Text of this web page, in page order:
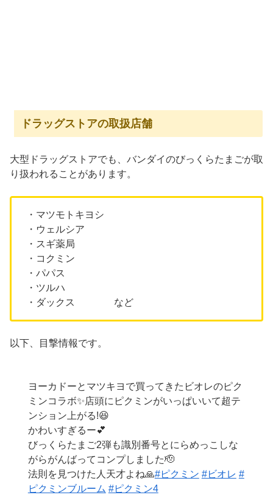
ドラッグストアの取扱店舗
大型ドラッグストアでも、バンダイのびっくらたまごが取
り扱われることがあります。
・マツモトキヨシ
・ウェルシア
・スギ薬局
・コクミン
・パパス
・ツルハ
・ダックス など
以下、目撃情報です。
ヨーカドーとマツキヨで買ってきたビオレのピク
ミンコラボ✨店頭にピクミンがいっぱいいて超テ
ンション上がる!😆
かわいすぎるー💕
びっくらたまご2弾も識別番号とにらめっこしな
がらがんばってコンプしました🫡
法則を見つけた人天才よね🙏#ピクミン #ビオレ #
ピクミンブルーム #ピクミン4